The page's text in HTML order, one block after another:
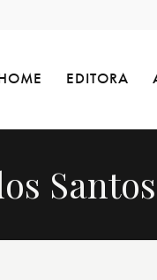
EDITORA
Santos